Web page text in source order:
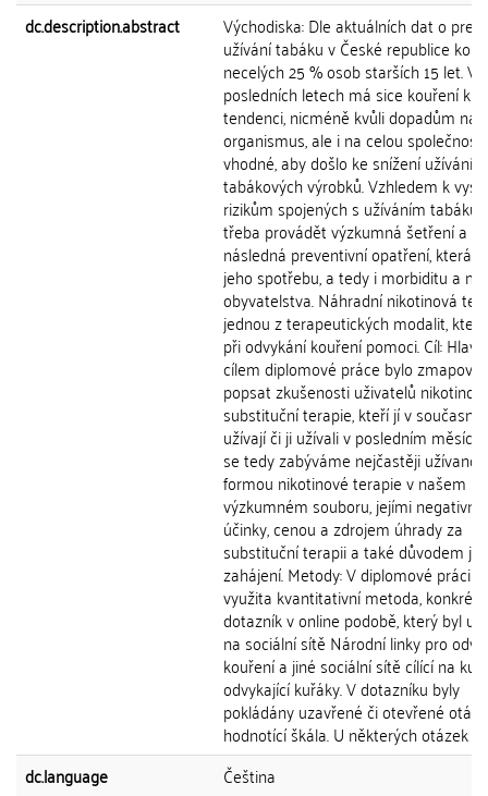
dc.description.abstract
Východiska: Dle aktuálních dat o
užívání tabáku v České republice kouří
necelých 25 % osob starších 15 let. V
posledních letech má sice kouření
tendenci, nicméně kvůli dopadům na
organismus, ale i na celou společnost
vhodné, aby došlo ke snížení užívání
tabákových výrobků. Vzhledem k
rizikům spojených s užíváním tabáku
třeba provádět výzkumná šetření a
následná preventivní opatření, která
jeho spotřebu, a tedy i morbiditu a
obyvatelstva. Náhradní nikotinová
jednou z terapeutických modalit,
při odvykání kouření pomoci. Cíl:
cílem diplomové práce bylo
popsat zkušenosti uživatelů
substituční terapie, kteří jí v současné
užívají či ji užívali v posledním měsíci.
se tedy zabýváme nejčastěji užívanou
formou nikotinové terapie v našem
výzkumném souboru, jejími
účinky, cenou a zdrojem úhrady za
substituční terapii a také důvodem
zahájení. Metody: V diplomové práci je
využita kvantitativní metoda,
dotazník v online podobě, který byl
na sociální sítě Národní linky pro
kouření a jiné sociální sítě cílící na
odvykající kuřáky. V dotazníku byly
pokládány uzavřené či otevřené
hodnotící škála. U některých otázek
dc.language
Čeština